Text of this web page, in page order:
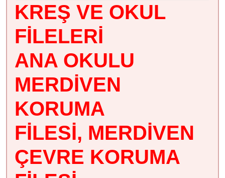
KREŞ VE OKUL
FİLELERİ
ANA OKULU
MERDİVEN
KORUMA
FİLESİ, MERDİVEN
ÇEVRE KORUMA